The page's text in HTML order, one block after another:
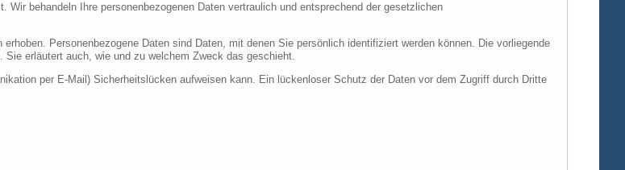
behandeln Ihre personenbezogenen Daten vertraulich und entsprechend der gesetzlichen
Personenbezogene Daten sind Daten, mit denen Sie persönlich identifiziert werden können. Die vorliegende
erläutert auch, wie und zu welchem Zweck das geschieht.
per E-Mail) Sicherheitslücken aufweisen kann. Ein lückenloser Schutz der Daten vor dem Zugriff durch Dritte